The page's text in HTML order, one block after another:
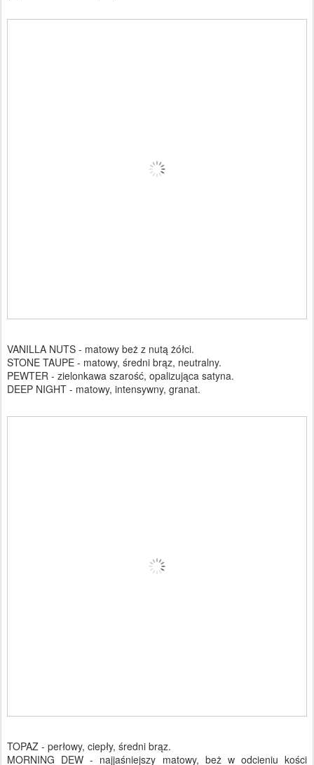
VANILLA NUTS - matowy beż z nutą żółci.
STONE TAUPE - matowy, średni brąz, neutralny.
PEWTER - zielonkawa szarość, opalizująca satyna.
DEEP NIGHT - matowy, intensywny, granat.
TOPAZ - perłowy, ciepły, średni brąz.
MORNING DEW - najjaśniejszy matowy, beż w odcieniu kości